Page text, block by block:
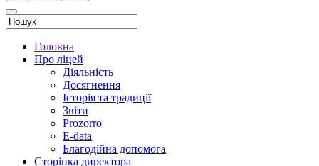
Головна
Про ліцей
Діяльність
Досягнення
Історія та традиції
Звіти
Prozorro
E-data
Благодійна допомога
Сторінка директора